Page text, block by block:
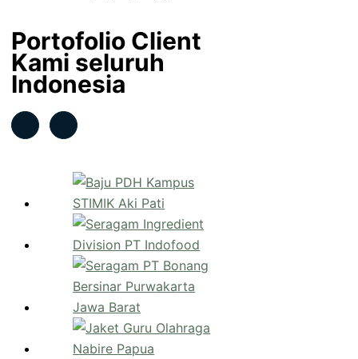
Portofolio Client
Kami seluruh
Indonesia